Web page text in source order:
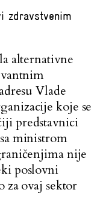
zdravstvenim
alternativne
Vlade
koje se
predstavnici
ministrom
nije
poslovni
za ovaj sektor